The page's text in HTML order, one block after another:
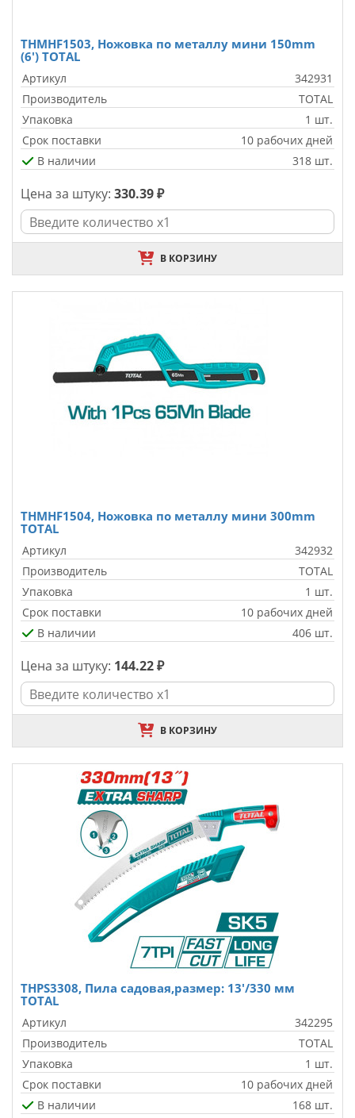
THMHF1503, Ножовка по металлу мини 150mm
(6') TOTAL
Артикул
342931
Производитель
TOTAL
Упаковка
1 шт.
Срок поставки
10 рабочих дней
В наличии
318 шт.
Цена за штуку: 330.39 ₽
В КОРЗИНУ
THMHF1504, Ножовка по металлу мини 300mm
TOTAL
Артикул
342932
Производитель
TOTAL
Упаковка
1 шт.
Срок поставки
10 рабочих дней
В наличии
406 шт.
Цена за штуку: 144.22 ₽
В КОРЗИНУ
THPS3308, Пила садовая,размер: 13'/330 мм
TOTAL
Артикул
342295
Производитель
TOTAL
Упаковка
1 шт.
Срок поставки
10 рабочих дней
В наличии
168 шт.